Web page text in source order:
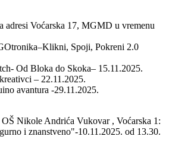
adresi Voćarska 17, MGMD u vremenu
Spoji, Pokreni 2.0
Od Bloka do Skoka– 15.11.2025.
– 22.11.2025.
avantura -29.11.2025.
Nikole Andrića Vukovar , Voćarska 1:
i znanstveno"-10.11.2025. od 13.30.